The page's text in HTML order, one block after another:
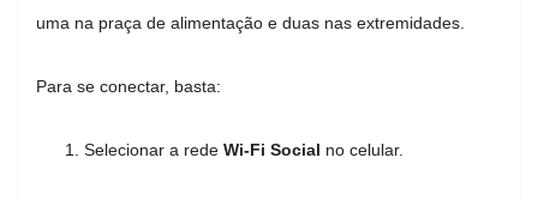
uma na praça de alimentação e duas nas extremidades.
Para se conectar, basta:
Selecionar a rede Wi-Fi Social no celular.